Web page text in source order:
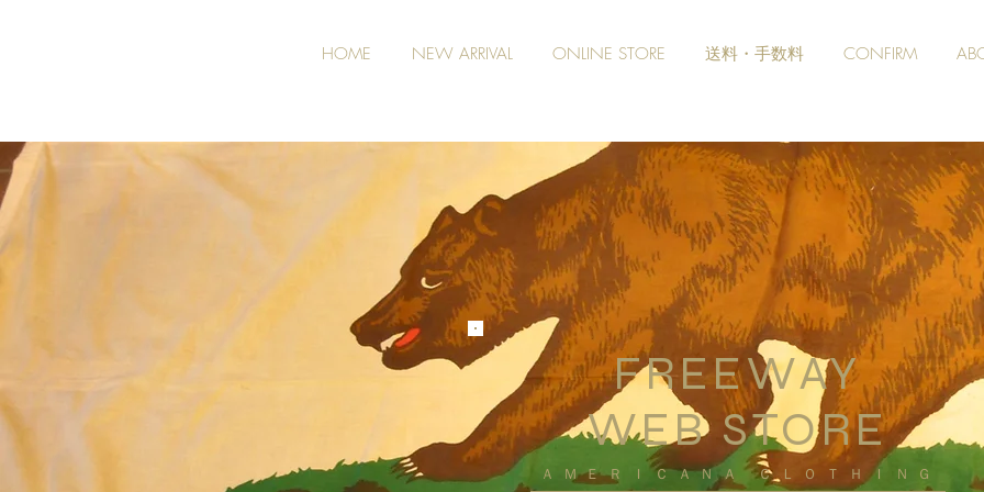
HOME NEW ARRIVAL ONLINE STORE 送料・手数料 CONFIRM
FREEWAY
WEB STORE
​ＡＭＥＲＩＣＡＮＡ ＣＬＯＴＨＩＮＧ